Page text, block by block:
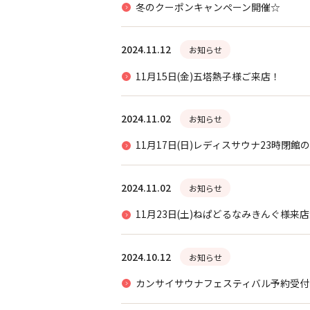
冬のクーポンキャンペーン開催☆
2024.11.12 お知らせ
11月15日(金)五塔熱子様ご来店！
2024.11.02 お知らせ
11月17日(日)レディスサウナ23時閉館
2024.11.02 お知らせ
11月23日(土)ねぱどるなみきんぐ様来店
2024.10.12 お知らせ
カンサイサウナフェスティバル予約受付